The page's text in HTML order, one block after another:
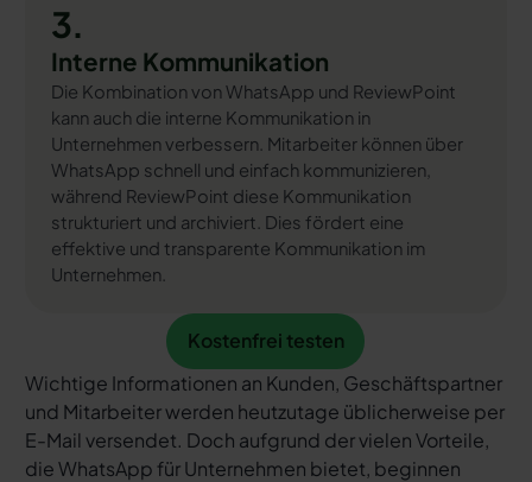
3.
Interne Kommunikation
Die Kombination von WhatsApp und ReviewPoint
kann auch die interne Kommunikation in
Unternehmen verbessern. Mitarbeiter können über
WhatsApp schnell und einfach kommunizieren,
während ReviewPoint diese Kommunikation
strukturiert und archiviert. Dies fördert eine
effektive und transparente Kommunikation im
Unternehmen.
Kostenfrei testen
Kostenfrei testen
Wichtige Informationen an Kunden, Geschäftspartner
und Mitarbeiter werden heutzutage üblicherweise per
E-Mail versendet. Doch aufgrund der vielen Vorteile,
die WhatsApp für Unternehmen bietet, beginnen